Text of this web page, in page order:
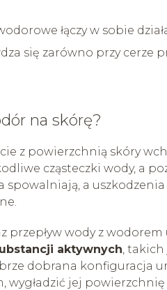
łączy w sobie
się zarówno przy cerze
na skórę?
z powierzchnią skóry
cząsteczki wody, a
spowalniają, a
przepływ wody z wodorem
aktywnych, takich
dobrana konfiguracja
wygładzić jej